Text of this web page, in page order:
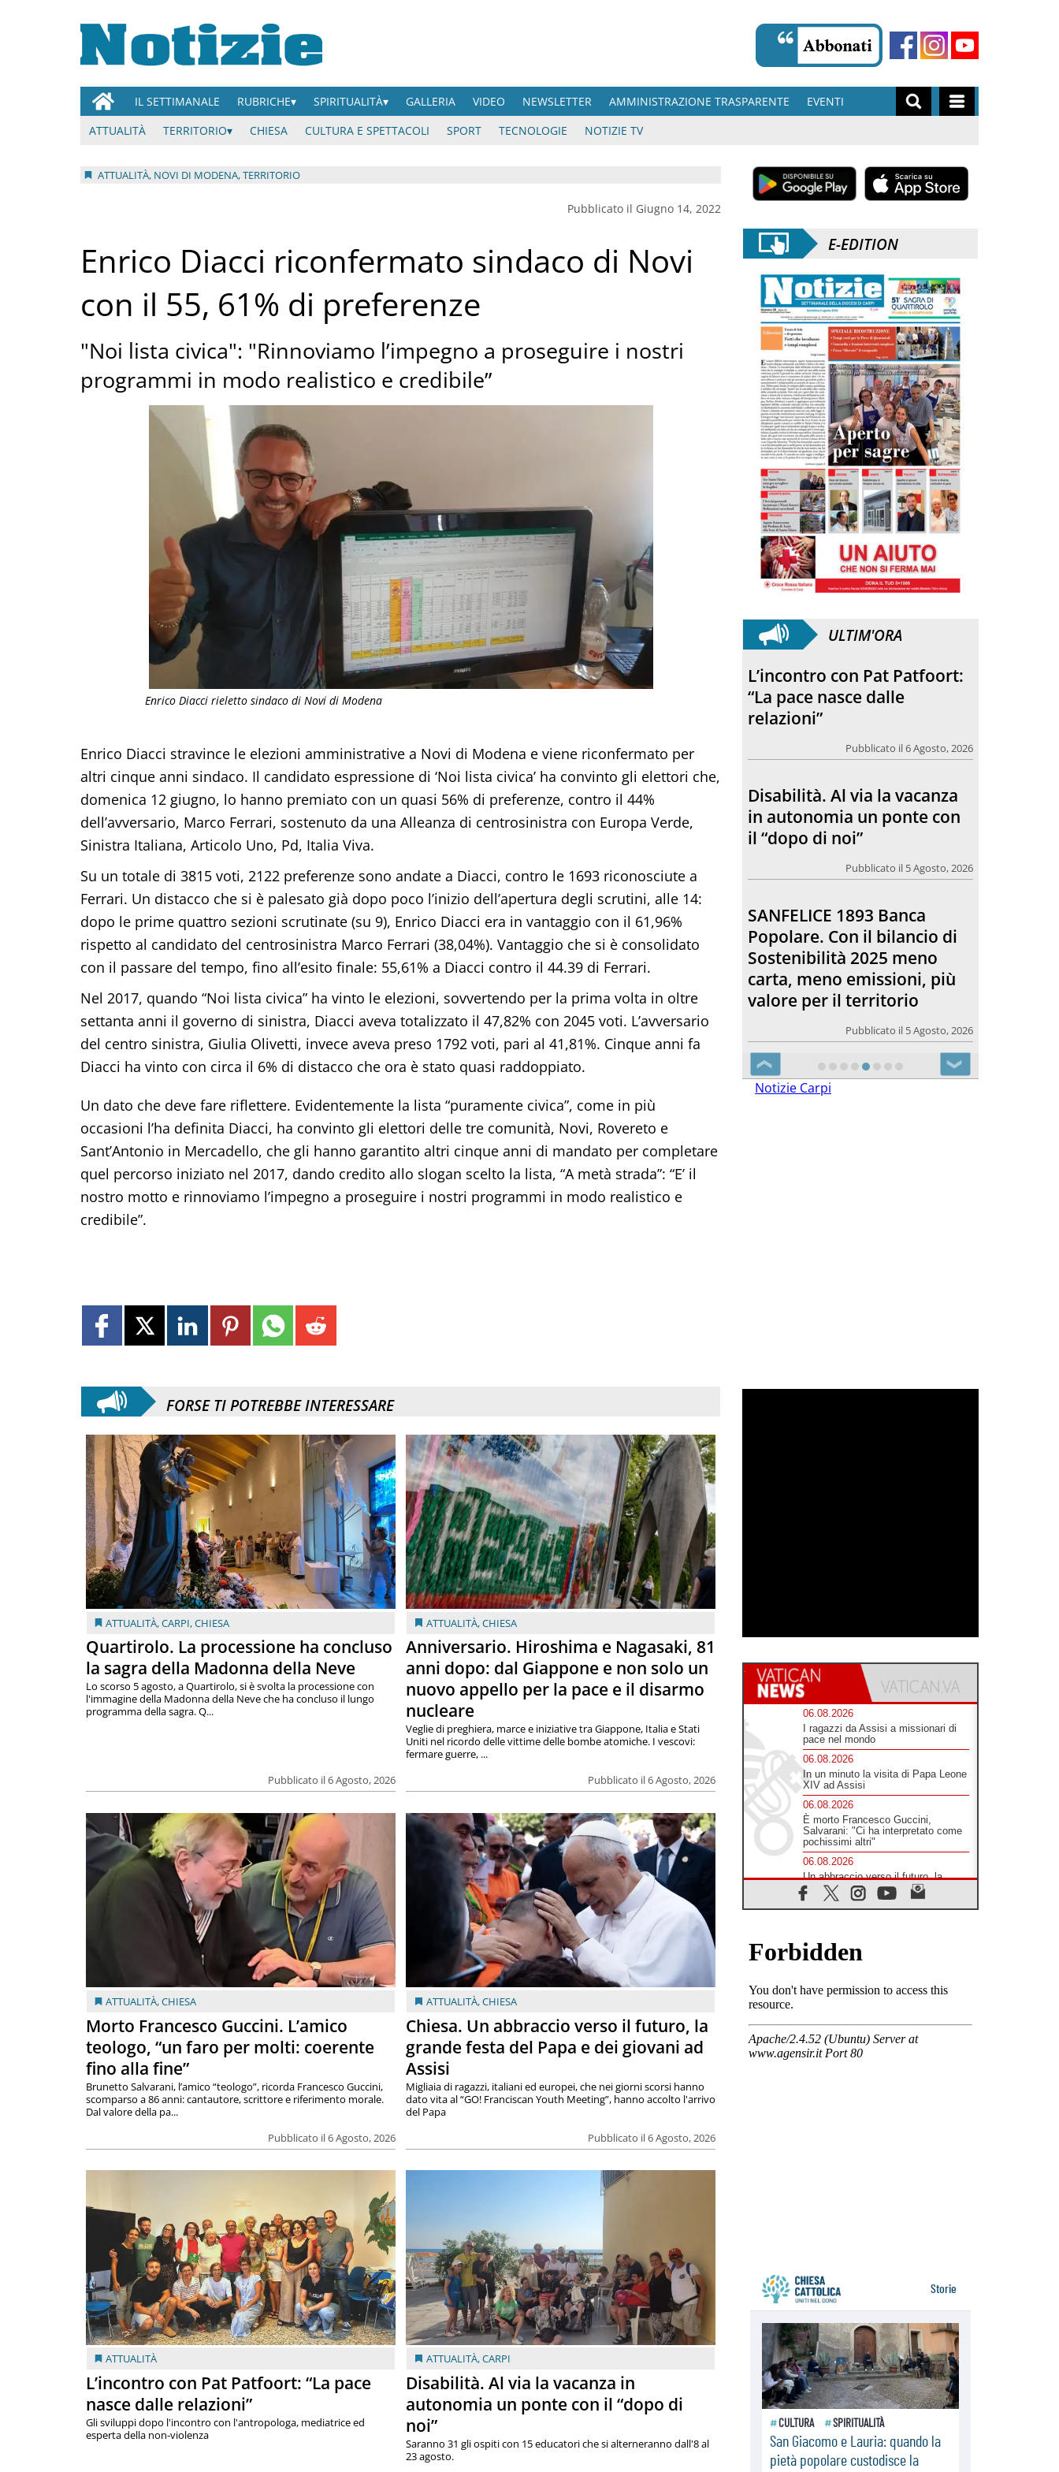
IL SETTIMANALE RUBRICHE SPIRITUALITÀ GALLERIA VIDEO NEWSLETTER AMMINISTRAZIONE TRASPARENTE
EVENTI
ATTUALITÀ
TERRITORIO CHIESA CULTURA E SPETTACOLI SPORT TECNOLOGIE NOTIZIE TV
ATTUALITÀ, NOVI DI MODENA, TERRITORIO
Pubblicato il Giugno 14, 2022
Enrico Diacci riconfermato sindaco di Novi
con il 55, 61% di preferenze
"Noi lista civica": "Rinnoviamo l’impegno a proseguire i nostri
programmi in modo realistico e credibile”
Enrico Diacci rieletto sindaco di Novi di Modena
Enrico Diacci stravince le elezioni amministrative a Novi di Modena e viene riconfermato per
altri cinque anni sindaco. Il candidato espressione di ‘Noi lista civica’ ha convinto gli elettori che,
domenica 12 giugno, lo hanno premiato con un quasi 56% di preferenze, contro il 44%
dell’avversario, Marco Ferrari, sostenuto da una Alleanza di centrosinistra con Europa Verde,
Sinistra Italiana, Articolo Uno, Pd, Italia Viva.
Su un totale di 3815 voti, 2122 preferenze sono andate a Diacci, contro le 1693 riconosciute a
Ferrari. Un distacco che si è palesato già dopo poco l’inizio dell’apertura degli scrutini, alle 14:
dopo le prime quattro sezioni scrutinate (su 9), Enrico Diacci era in vantaggio con il 61,96%
rispetto al candidato del centrosinistra Marco Ferrari (38,04%). Vantaggio che si è consolidato
con il passare del tempo, fino all’esito finale: 55,61% a Diacci contro il 44.39 di Ferrari.
Nel 2017, quando “Noi lista civica” ha vinto le elezioni, sovvertendo per la prima volta in oltre
settanta anni il governo di sinistra, Diacci aveva totalizzato il 47,82% con 2045 voti. L’avversario
del centro sinistra, Giulia Olivetti, invece aveva preso 1792 voti, pari al 41,81%. Cinque anni fa
Diacci ha vinto con circa il 6% di distacco che ora è stato quasi raddoppiato.
Un dato che deve fare riflettere. Evidentemente la lista “puramente civica”, come in più
occasioni l’ha definita Diacci, ha convinto gli elettori delle tre comunità, Novi, Rovereto e
Sant’Antonio in Mercadello, che gli hanno garantito altri cinque anni di mandato per completare
quel percorso iniziato nel 2017, dando credito allo slogan scelto la lista, “A metà strada”: “E’ il
nostro motto e rinnoviamo l’impegno a proseguire i nostri programmi in modo realistico e
credibile”.
FORSE TI POTREBBE INTERESSARE
ATTUALITÀ,CARPI,CHIESA
Quartirolo. La processione ha concluso
la sagra della Madonna della Neve
Pubblicato il 6 Agosto, 2026
Lo scorso 5 agosto, a Quartirolo, si è svolta la processione con
l'immagine della Madonna della Neve che ha concluso il lungo
programma della sagra. Q...
ATTUALITÀ,CHIESA
Anniversario. Hiroshima e Nagasaki, 81
anni dopo: dal Giappone e non solo un
nuovo appello per la pace e il disarmo
nucleare
Pubblicato il 6 Agosto, 2026
Veglie di preghiera, marce e iniziative tra Giappone, Italia e Stati
Uniti nel ricordo delle vittime delle bombe atomiche. I vescovi:
fermare guerre, ...
ATTUALITÀ,CHIESA
Morto Francesco Guccini. L’amico
teologo, “un faro per molti: coerente
fino alla fine”
Pubblicato il 6 Agosto, 2026
Brunetto Salvarani, l’amico “teologo”, ricorda Francesco Guccini,
scomparso a 86 anni: cantautore, scrittore e riferimento morale.
Dal valore della pa...
ATTUALITÀ,CHIESA
Chiesa. Un abbraccio verso il futuro, la
grande festa del Papa e dei giovani ad
Assisi
Pubblicato il 6 Agosto, 2026
Migliaia di ragazzi, italiani ed europei, che nei giorni scorsi hanno
dato vita al “GO! Franciscan Youth Meeting”, hanno accolto l'arrivo
del Papa
ATTUALITÀ
L’incontro con Pat Patfoort: “La pace
nasce dalle relazioni”
Gli sviluppi dopo l'incontro con l'antropologa, mediatrice ed
esperta della non-violenza
ATTUALITÀ,CARPI
Disabilità. Al via la vacanza in
autonomia un ponte con il “dopo di
noi”
Saranno 31 gli ospiti con 15 educatori che si alterneranno dall'8 al
23 agosto.
E-EDITION
ULTIM'ORA
Disabilità. Al via la vacanza
in autonomia un ponte con
il “dopo di noi”
Pubblicato il 5 Agosto, 2026
SANFELICE 1893 Banca
Popolare. Con il bilancio di
Sostenibilità 2025 meno
carta, meno emissioni, più
Pubblicato il 5 Agosto, 2026
Hospice San Martino, dai
“tavoli” al cantiere
Pubblicato il 5 Agosto, 2026
❮ ❯
Notizie Carpi
06.08.2026
I ragazzi da Assisi a missionari di
pace nel mondo
06.08.2026
In un minuto la visita di Papa Leone
XIV ad Assisi
06.08.2026
È morto Francesco Guccini,
Salvarani: "Ci ha interpretato come
pochissimi altri"
06.08.2026
Un abbraccio verso il futuro, la
grande festa del Papa e dei giovani
ad Assisi
ci sentiamo Chiesa"
06.08.2026
Vangelo abbatte i muri che
Fra Marco Vianelli: alla scuola di
san Francesco per imparare il
Vangelo della pace